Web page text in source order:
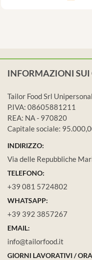
INFORMAZIONI SUI
Tailor Food Srl
P.IVA: 08605881211
REA: NA - 970820
Capitale sociale:
INDIRIZZO:
Via delle Repubbliche
TELEFONO:
+39 081 5724802
WHATSAPP:
+39 392 3857267
EMAIL:
info@tailorfood.it
GIORNI LAVORATIVI /